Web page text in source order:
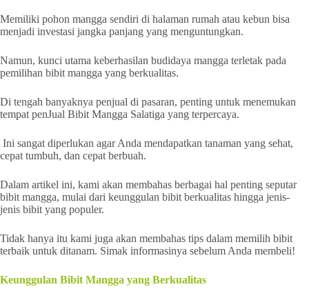
Memiliki pohon mangga sendiri di halaman rumah atau kebun bisa
menjadi investasi jangka panjang yang menguntungkan.
Namun, kunci utama keberhasilan budidaya mangga terletak pada
pemilihan bibit mangga yang berkualitas.
Di tengah banyaknya penjual di pasaran, penting untuk menemukan
tempat penJual Bibit Mangga Salatiga yang terpercaya.
Ini sangat diperlukan agar Anda mendapatkan tanaman yang sehat,
cepat tumbuh, dan cepat berbuah.
Dalam artikel ini, kami akan membahas berbagai hal penting seputar
bibit mangga, mulai dari keunggulan bibit berkualitas hingga jenis-
jenis bibit yang populer.
Tidak hanya itu kami juga akan membahas tips dalam memilih bibit
terbaik untuk ditanam. Simak informasinya sebelum Anda membeli!
Keunggulan Bibit Mangga yang Berkualitas